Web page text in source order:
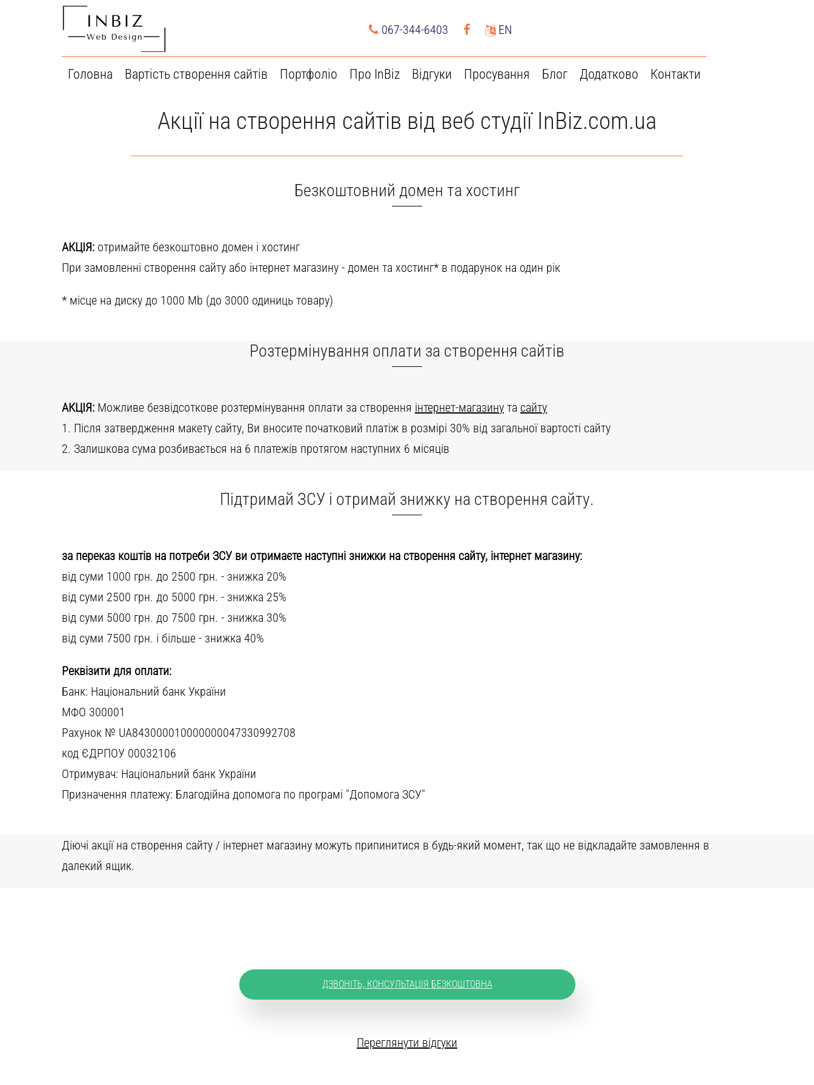
067-344-6403 EN
Головна Вартість створення сайтів Портфоліо Про InBiz Відгуки Просування Блог Додатково Контакти
Акції на створення сайтів від веб студії InBiz.com.ua
Безкоштовний домен та хостинг
АКЦІЯ: отримайте безкоштовно домен і хостинг
При замовленні створення сайту або інтернет магазину - домен та хостинг* в подарунок на один рік
* місце на диску до 1000 Mb (до 3000 одиниць товару)
Розтермінування оплати за створення сайтів
АКЦІЯ: Можливе безвідсоткове розтермінування оплати за створення інтернет-магазину та сайту
1. Після затвердження макету сайту, Ви вносите початковий платіж в розмірі 30% від загальної вартості сайту
2. Залишкова сума розбивається на 6 платежів протягом наступних 6 місяців
Підтримай ЗСУ і отримай знижку на створення сайту.
за переказ коштів на потреби ЗСУ ви отримаєте наступні знижки на створення сайту, інтернет магазину:
від суми 1000 грн. до 2500 грн. - знижка 20%
від суми 2500 грн. до 5000 грн. - знижка 25%
від суми 5000 грн. до 7500 грн. - знижка 30%
від суми 7500 грн. і більше - знижка 40%
Реквізити для оплати:
Банк: Національний банк України
МФО 300001
Рахунок № UA843000010000000047330992708
код ЄДРПОУ 00032106
Отримувач: Національний банк України
Призначення платежу: Благодійна допомога по програмі "Допомога ЗСУ"
Діючі акції на створення сайту / інтернет магазину можуть припинитися в будь-який момент, так що не відкладайте замовлення в
далекий ящик.
ДЗВОНІТЬ, КОНСУЛЬТАЦІЯ БЕЗКОШТОВНА
Переглянути відгуки